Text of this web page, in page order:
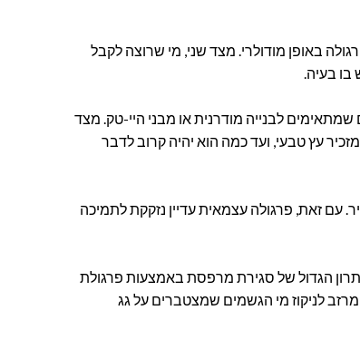
באופן מודולרי. מצד שני, מי שרוצה לקבל
בו בעיה.
לבנייה מודרנית או מבני היי-טק. מצד
עץ טבעי, ועד כמה הוא יהיה קרוב לדבר
עם זאת, פרגולה עצמאית עדיין נזקקת לתמיכה
הגדול של סגירת מרפסת באמצעות פרגולת
לניקוז מי הגשמים שמצטברים על גג